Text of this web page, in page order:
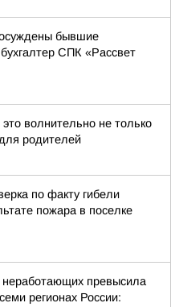
бывшие
СПК «Рассвет
волнительно не только
родителей
по факту гибели
пожара в поселке
превысила
регионах России: